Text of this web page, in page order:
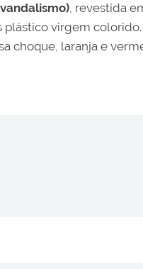
, revestida
virgem
choque, laranja e